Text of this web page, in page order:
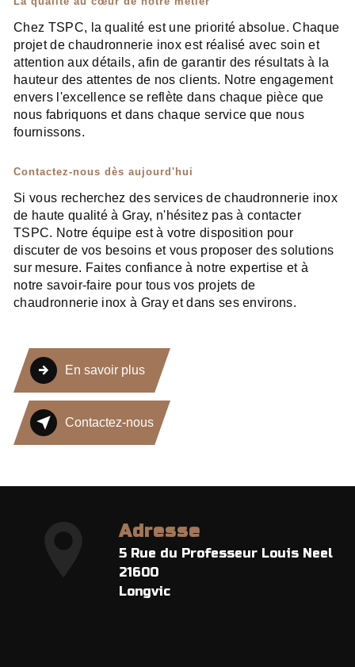
Chez TSPC, la qualité est une priorité absolue. Chaque
projet de chaudronnerie inox est réalisé avec soin et
attention aux détails, afin de garantir des résultats à la
hauteur des attentes de nos clients. Notre engagement
envers l'excellence se reflète dans chaque pièce que
nous fabriquons et dans chaque service que nous
fournissons.
Contactez-nous dès aujourd'hui
Si vous recherchez des services de chaudronnerie inox
de haute qualité à Gray, n'hésitez pas à contacter
TSPC. Notre équipe est à votre disposition pour
discuter de vos besoins et vous proposer des solutions
sur mesure. Faites confiance à notre expertise et à
notre savoir-faire pour tous vos projets de
chaudronnerie inox à Gray et dans ses environs.
En savoir plus
Contactez-nous
Adresse
5 Rue du Professeur Louis Neel
21600
Longvic